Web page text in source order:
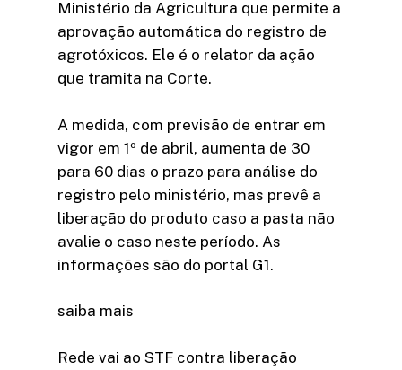
Ministério da Agricultura que permite a
aprovação automática do registro de
agrotóxicos. Ele é o relator da ação
que tramita na Corte.
A medida, com previsão de entrar em
vigor em 1º de abril, aumenta de 30
para 60 dias o prazo para análise do
registro pelo ministério, mas prevê a
liberação do produto caso a pasta não
avalie o caso neste período. As
informações são do portal G1.
saiba mais
Rede vai ao STF contra liberação